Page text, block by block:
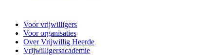
Voor vrijwilligers
Voor organisaties
Over Vrijwillig Heerde
Vrijwilligersacademie